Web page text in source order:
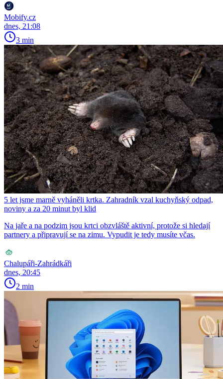
Mobify.cz
dnes, 21:08
3 min
5 let jsme marně vyháněli krtka. Zahradník vzal kuchyňský odpad,
noviny a za 20 minut byl klid
Na jaře a na podzim jsou krtci obzvláště aktivní, protože si hledají
partnery a připravují se na zimu. Vypudit je tedy musíte včas.
Chalupáři-Zahrádkáři
dnes, 20:45
2 min